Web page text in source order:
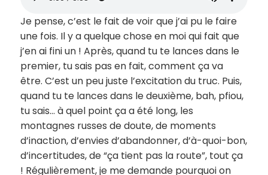
Je pense, c’est le fait de voir que j’ai pu le faire
une fois. Il y a quelque chose en moi qui fait que
j’en ai fini un ! Après, quand tu te lances dans le
premier, tu sais pas en fait, comment ça va
être. C’est un peu juste l’excitation du truc. Puis,
quand tu te lances dans le deuxième, bah, pfiou,
tu sais… à quel point ça a été long, les
montagnes russes de doute, de moments
d’inaction, d’envies d’abandonner, d’à-quoi-bon,
d’incertitudes, de “ça tient pas la route”, tout ça
! Régulièrement, je me demande pourquoi on